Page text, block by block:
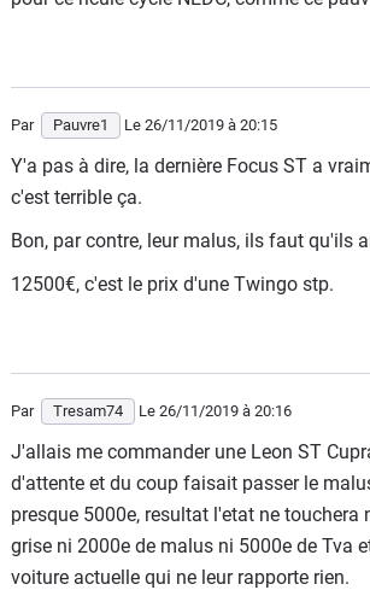
Par Pauvre1 Le 26/11/2019 à 20:15
Y'a pas à dire, la dernière Focus ST a
c'est terrible ça.
Bon, par contre, leur malus, ils faut qu'ils
12500€, c'est le prix d'une Twingo stp.
Par Tresam74 Le 26/11/2019 à 20:16
J'allais me commander une Leon ST
d'attente et du coup faisait passer le
presque 5000e, resultat l'etat ne touchera
grise ni 2000e de malus ni 5000e de Tva
voiture actuelle qui ne leur rapporte rien.